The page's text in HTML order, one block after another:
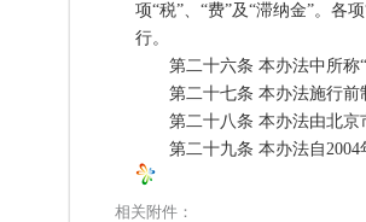
项“税”、“费”及“滞纳金”。各
行。
第二十六条 本办法中所称“
第二十七条 本办法施行前制
第二十八条 本办法由北京
第二十九条 本办法自2004
相关附件：